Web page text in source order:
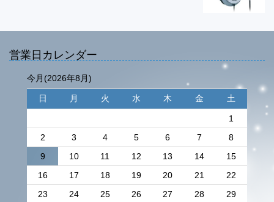
営業日カレンダー
今月(2026年8月)
日 月 火 水 木 金 土
1
2
3 4 5 6 7
8
9
10 11 12 13 14
15
16
17 18 19 20 21
22
23
24 25 26 27 28
29